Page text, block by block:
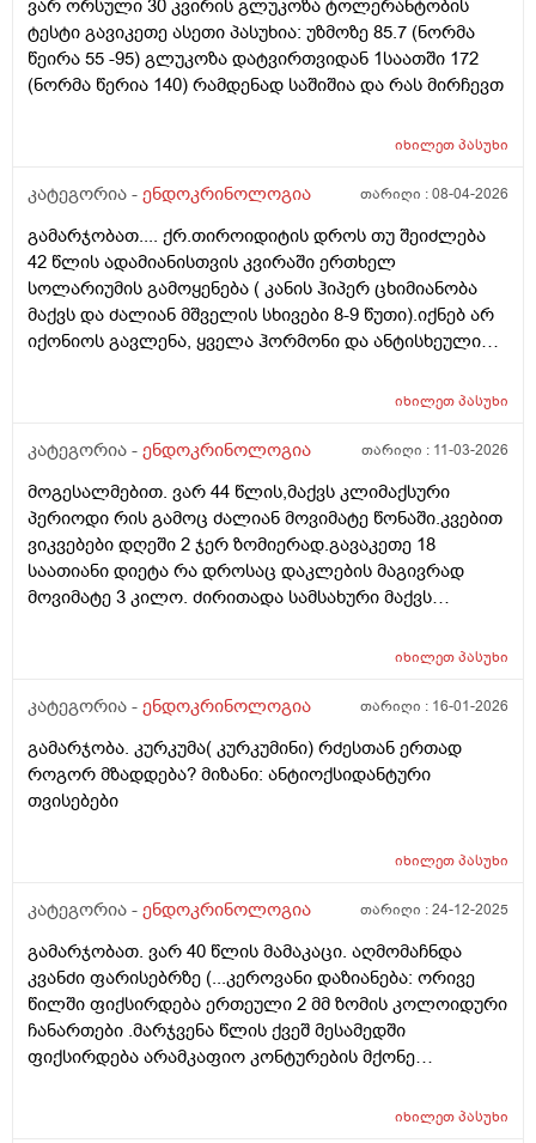
ვარ ორსული 30 კვირის გლუკოზა ტოლერანტობის
ტესტი გავიკეთე ასეთი პასუხია: უზმოზე 85.7 (ნორმა
წეირა 55 -95) გლუკოზა დატვირთვიდან 1საათში 172
(ნორმა წერია 140) რამდენად საშიშია და რას მირჩევთ
იხილეთპასუხი
კატეგორია - ენდოკრინოლოგია თარიღი :08-04-2026
გამარჯობათ.... ქრ.თიროიდიტის დროს თუ შეიძლება
42 წლის ადამიანისთვის კვირაში ერთხელ
სოლარიუმის გამოყენება ( კანის ჰიპერ ცხიმიანობა
მაქვს და ძალიან მშველის სხივები 8-9 წუთი).იქნებ არ
იქონიოს გავლენა, ყველა ჰორმონი და ანტისხეული
ჩიყვი იყო ,სამ თვიანმა მკურნალობამ კარგად იმუშავა(
მცენარეული დანამატებით და ფერმენტებით
შევბედე სოლარიუმზე საუბარი... ეს თვეებია არ
მისარგებლია,კანი საშინელ დღეში მაქვს,გამონაყრის
თვალსაზრისით,სამწუხაროდ დერმატოლოგებიც
ამოვწურე,უშედეგოდ...... მადლობა დიდი, (ფარისებრი
ჯირკვალი არასიმეტრიული, კონტურები მკვეტრი,
არაერთგვაროვანი. ეკოგენობა მომატებული
ნორმალური კეროვანი დაზიანებები: მარჯვენა წილში,
ქვედა მესამედში სახე ოვალური ფორმის,
სტორკონტურიანი, დაქვეითებული ეკოგენობის,
სოლიდური შენების კვანძიანი ვერტიკალური ზრდაით,
სუსტი შიდა ვასკულარიზაციათი, ზომით 4,5 X 2,5 მმ .
ფიბროზული უბნები. მარჯვენა წლის ზომებია 20 X 20 X
წლის ზომებია 16 X 17 X 40 მმ, მოცულობა 6 სმ საერთო
მოცულობა: 15,3 სმ (N 8-22 სმ) კისრის ორივე
გვერდითა ზედაპირზე სახება 1 სმ-მდე ზომის
დაქვეითებული ეკოგენობის ერთეული ლიმფური
კვანძები .
იხილეთპასუხი
კატეგორია - ენდოკრინოლოგია თარიღი : 11-03-2026
მოგესალმებით. ვარ 44 წლის,მაქვს კლიმაქსური
პერიოდი რის გამოც ძალიან მოვიმატე წონაში.კვებით
ვიკვებები დღეში 2 ჯერ ზომიერად.გავაკეთე 18
საათიანი დიეტა რა დროსაც დაკლების მაგივრად
მოვიმატე 3 კილო. ძირითადა სამსახური მაქვს
დაღლილობას. რა შეიძლება გავაკეთო რომ წონაში
იხილეთპასუხი
კატეგორია - ენდოკრინოლოგია თარიღი : 16-01-2026
გამარჯობა. კურკუმა( კურკუმინი) რძესთან ერთად
როგორ მზადდება? მიზანი: ანტიოქსიდანტური
თვისებები
იხილეთპასუხი
კატეგორია - ენდოკრინოლოგია თარიღი :24-12-2025
გამარჯობათ. ვარ 40 წლის მამაკაცი. აღმომაჩნდა
კვანძი ფარისებრზე (...კეროვანი დაზიანება: ორივე
წილში ფიქსირდება ერთეული 2 მმ ზომის კოლოიდური
ჩანართები .მარჯვენა წლის ქვეშ მესამედში
ფიქსირდება არამკაფიო კონტურების მქონე
ზომით: 2x4 მმ (EU-TIRADS 5).) კითხვაა ასეთი. ცხიმიანი
იხილეთპასუხი